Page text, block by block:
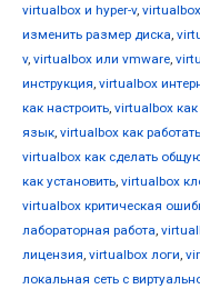
virtualbox и hyper-v,
изменить размер диска,
v, virtualbox или vmware,
инструкция, virtualbox
как настроить, virtualbox как
язык, virtualbox как работать
virtualbox как сделать
как установить, virtualbox
virtualbox критическая
лабораторная работа,
лицензия, virtualbox логи,
локальная сеть с